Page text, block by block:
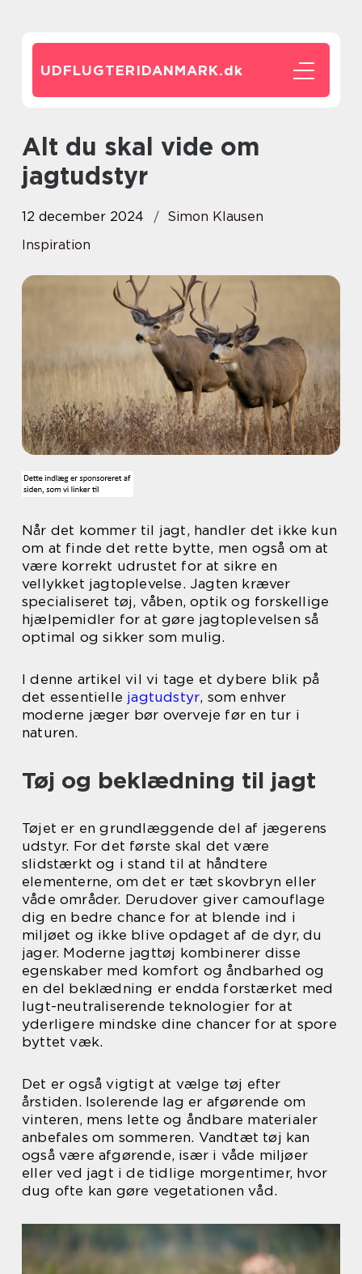
UDFLUGTERIDANMARK.dk
Alt du skal vide om
jagtudstyr
12 december 2024
Simon Klausen
Inspiration
Når det kommer til jagt, handler det ikke kun
om at finde det rette bytte, men også om at
være korrekt udrustet for at sikre en
vellykket jagtoplevelse. Jagten kræver
specialiseret tøj, våben, optik og forskellige
hjælpemidler for at gøre jagtoplevelsen så
optimal og sikker som mulig.
I denne artikel vil vi tage et dybere blik på
det essentielle jagtudstyr, som enhver
moderne jæger bør overveje før en tur i
naturen.
Tøj og beklædning til jagt
Tøjet er en grundlæggende del af jægerens
udstyr. For det første skal det være
slidstærkt og i stand til at håndtere
elementerne, om det er tæt skovbryn eller
våde områder. Derudover giver camouflage
dig en bedre chance for at blende ind i
miljøet og ikke blive opdaget af de dyr, du
jager. Moderne jagttøj kombinerer disse
egenskaber med komfort og åndbarhed og
en del beklædning er endda forstærket med
lugt-neutraliserende teknologier for at
yderligere mindske dine chancer for at spore
byttet væk.
Det er også vigtigt at vælge tøj efter
årstiden. Isolerende lag er afgørende om
vinteren, mens lette og åndbare materialer
anbefales om sommeren. Vandtæt tøj kan
også være afgørende, især i våde miljøer
eller ved jagt i de tidlige morgentimer, hvor
dug ofte kan gøre vegetationen våd.